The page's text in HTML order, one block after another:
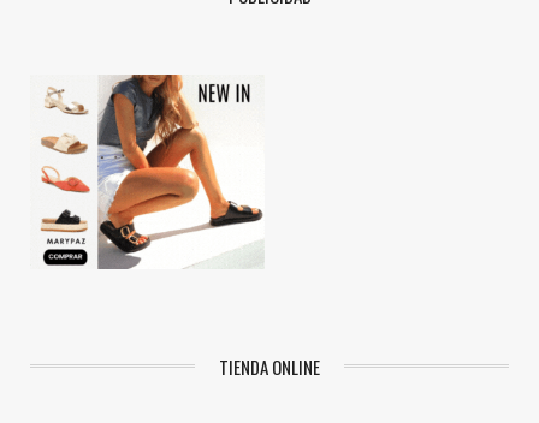
TIENDA ONLINE